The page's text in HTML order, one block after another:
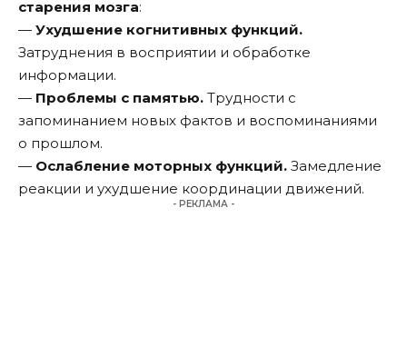
старения мозга:
— Ухудшение когнитивных функций.
Затруднения в восприятии и обработке
информации.
— Проблемы с памятью. Трудности с
запоминанием новых фактов и воспоминаниями
о прошлом.
— Ослабление моторных функций. Замедление
реакции и ухудшение координации движений.
- РЕКЛАМА -